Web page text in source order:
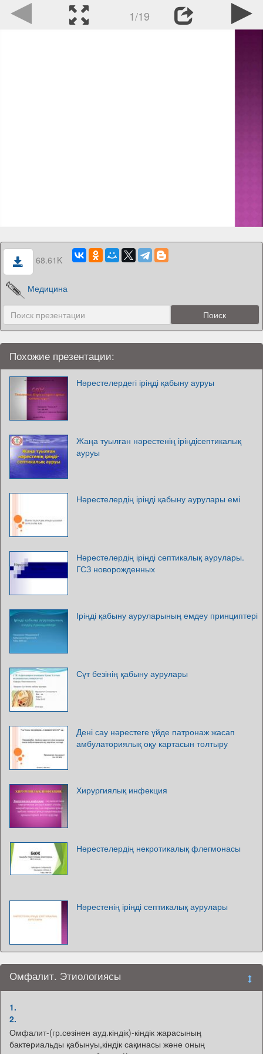
1/19
68.61K
Медицина
Похожие презентации:
Нәрестелердегі іріңді қабыну ауруы
Жаңа туылған нәрестенің іріңдісептикалық
ауруы
Нәрестелердің іріңді қабыну аурулары емі
Нәрестелердің іріңді септикалық аурулары.
ГСЗ новорожденных
Іріңді қабыну ауруларының емдеу принциптері
Сүт безінің қабыну аурулары
Дені сау нәрестеге үйде патронаж жасап
амбулаториялық оқу картасын толтыру
Хирургиялық инфекция
Нәрестелердің некротикалық флегмонасы
Нәрестенің іріңді септикалық аурулары
Омфалит. Этиологиясы
1.
2.
Омфалит-(гр.сөзінен ауд.кіндік)-кіндік жарасының
бактериальды қабынуы,кіндік сақинасы және оның